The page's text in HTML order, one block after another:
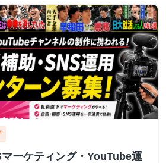
マーケティング・YouTube運